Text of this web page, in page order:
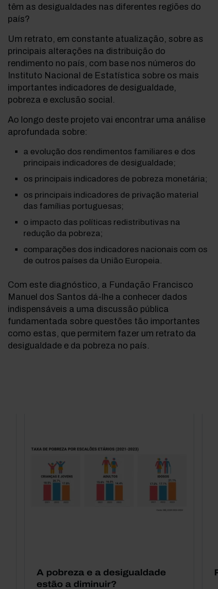
têm as desigualdades nas diferentes regiões do
país?
Um retrato, em constante atualização, sobre as
principais alterações na distribuição do
rendimento no país, com base nos números do
Instituto Nacional de Estatística sobre os mais
importantes indicadores de desigualdade,
pobreza e exclusão social.
Ao longo deste projeto vai encontrar uma análise
aprofundada sobre:
a evolução dos rendimentos familiares e dos
principais indicadores de desigualdade;
os principais indicadores de pobreza monetária;
os principais indicadores de privação material
das famílias portuguesas;
o impacto das políticas redistributivas na
redução da pobreza;
comparações dos indicadores nacionais com os
de outros países da União Europeia.
Com este diagnóstico, a Fundação Francisco
Manuel dos Santos dá-lhe a conhecer dados
indispensáveis a uma discussão pública
fundamentada sobre questões tão importantes
como estas, que permitem fazer um retrato da
desigualdade e da pobreza no país.
A pobreza e a desigualdade
estão a diminuir?